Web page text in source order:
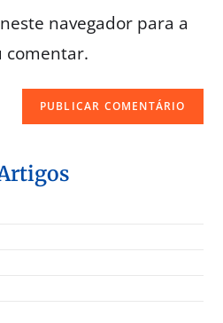
navegador para a
comentar.